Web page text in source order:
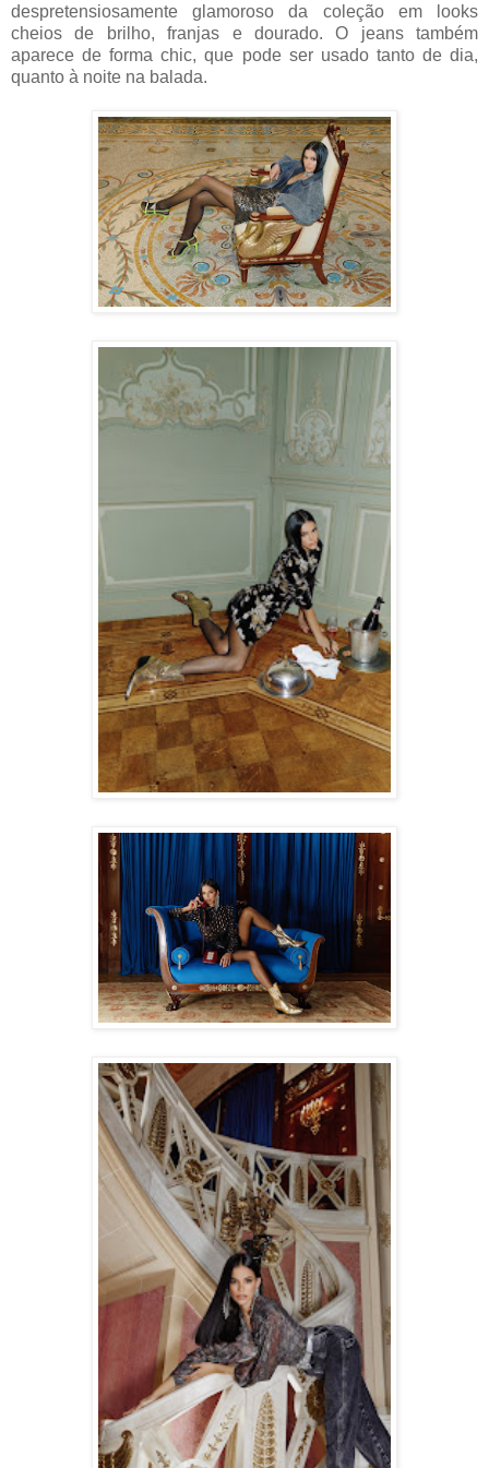
despretensiosamente glamoroso da coleção em looks
cheios de brilho, franjas e dourado. O jeans também
aparece de forma chic, que pode ser usado tanto de dia,
quanto à noite na balada.